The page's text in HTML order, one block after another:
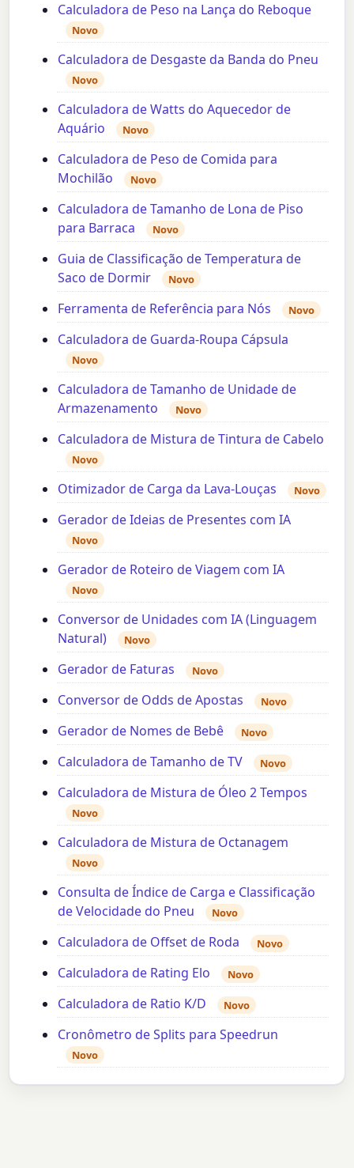
Calculadora de Peso na Lança do Reboque
Novo
Calculadora de Desgaste da Banda do Pneu
Novo
Calculadora de Watts do Aquecedor de
Aquário
Novo
Calculadora de Peso de Comida para
Mochilão
Novo
Calculadora de Tamanho de Lona de Piso
para Barraca
Novo
Guia de Classificação de Temperatura de
Saco de Dormir
Novo
Ferramenta de Referência para Nós Novo
Calculadora de Guarda-Roupa Cápsula
Novo
Calculadora de Tamanho de Unidade de
Armazenamento
Novo
Calculadora de Mistura de Tintura de Cabelo
Novo
Otimizador de Carga da Lava-Louças Novo
Gerador de Ideias de Presentes com IA
Novo
Gerador de Roteiro de Viagem com IA
Novo
Conversor de Unidades com IA (Linguagem
Natural)
Novo
Gerador de Faturas Novo
Conversor de Odds de Apostas Novo
Gerador de Nomes de Bebê Novo
Calculadora de Tamanho de TV Novo
Calculadora de Mistura de Óleo 2 Tempos
Novo
Calculadora de Mistura de Octanagem
Novo
Consulta de Índice de Carga e Classificação
de Velocidade do Pneu
Novo
Calculadora de Offset de Roda Novo
Calculadora de Rating Elo Novo
Calculadora de Ratio K/D Novo
Cronômetro de Splits para Speedrun
Novo